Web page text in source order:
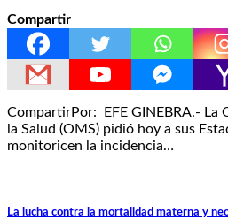
Compartir
CompartirPor: EFE GINEBRA.- La
la Salud (OMS) pidió hoy a sus
monitoricen la incidencia…
La lucha contra la mortalidad materna y